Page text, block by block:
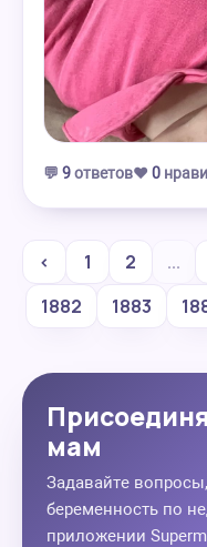
💬 9ответов❤️ 0
‹ 1 2 ...
1882
1883
мам
Задавайте
беременность по
приложении